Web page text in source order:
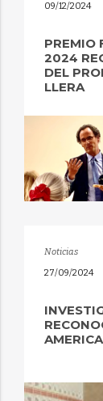
09/12/2024
PREMIO
2024
DEL
LLERA
Noticias
27/09/2024